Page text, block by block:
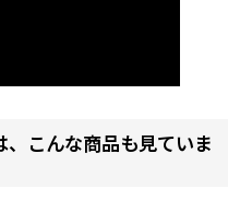
、こんな商品も見ていま